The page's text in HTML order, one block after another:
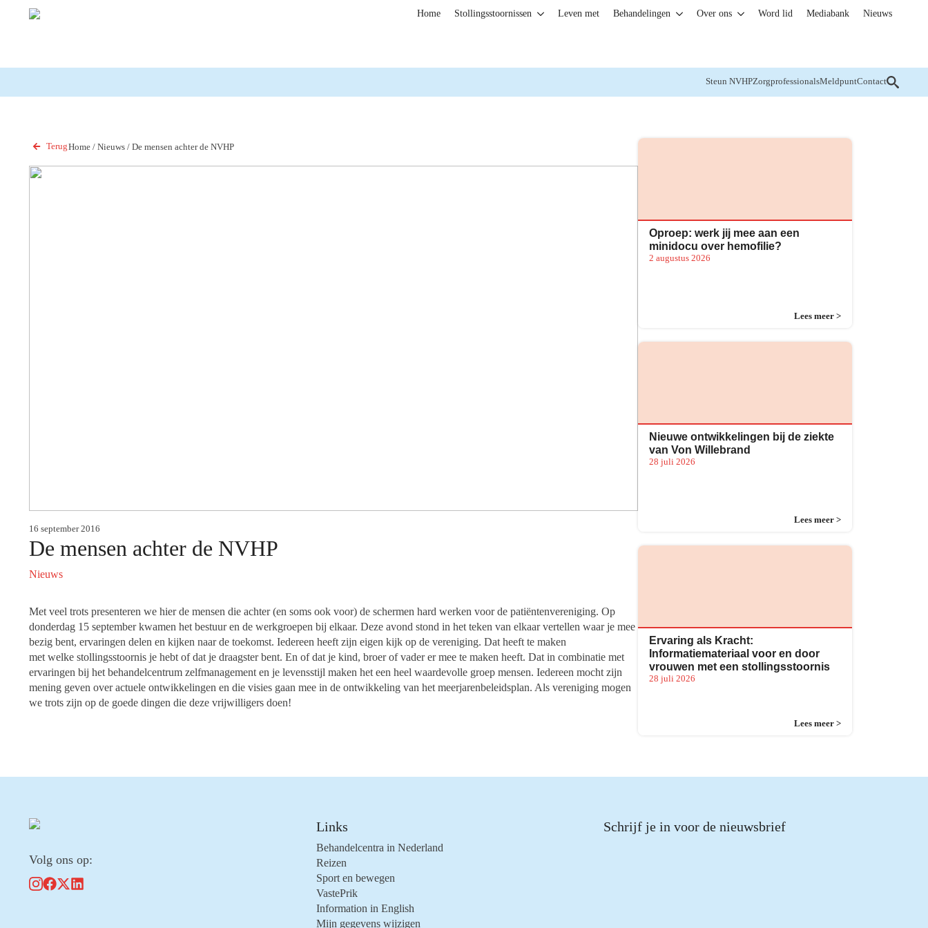
Home Stollingsstoornissen Leven met Behandelingen Over ons Word lid Mediabank Nieuws
Steun NVHPZorgprofessionalsMeldpuntContact
TerugHome/ Nieuws/ De mensen achter de NVHP
16 september 2016
De mensen achter de NVHP
Nieuws
Met veel trots presenteren we hier de mensen die achter (en soms ook voor) de schermen hard werken voor de patiëntenvereniging. Op
donderdag 15 september kwamen het bestuur en de werkgroepen bij elkaar. Deze avond stond in het teken van elkaar vertellen waar je mee
bezig bent, ervaringen delen en kijken naar de toekomst. Iedereen heeft zijn eigen kijk op de vereniging. Dat heeft te maken
met welke stollingsstoornis je hebt of dat je draagster bent. En of dat je kind, broer of vader er mee te maken heeft. Dat in combinatie met
ervaringen bij het behandelcentrum zelfmanagement en je levensstijl maken het een heel waardevolle groep mensen. Iedereen mocht zijn
mening geven over actuele ontwikkelingen en die visies gaan mee in de ontwikkeling van het meerjarenbeleidsplan. Als vereniging mogen
we trots zijn op de goede dingen die deze vrijwilligers doen!
Oproep: werk jij mee aan een
minidocu over hemofilie?
2 augustus 2026
Lees meer >
Nieuwe ontwikkelingen bij de ziekte
van Von Willebrand
28 juli 2026
Lees meer >
Ervaring als Kracht:
Informatiemateriaal voor en door
vrouwen met een stollingsstoornis
28 juli 2026
Lees meer >
Volg ons op:
Links
Behandelcentra in Nederland
Reizen
Sport en bewegen
VastePrik
Information in English
Mijn gegevens wijzigen
Schrijf je in voor de nieuwsbrief